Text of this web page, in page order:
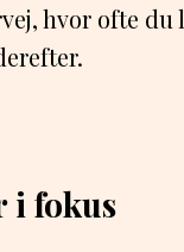
hvor ofte du
i fokus